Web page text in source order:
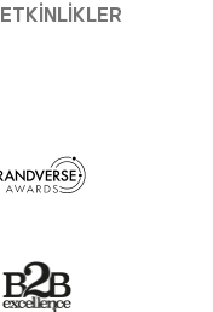
ETKINLIKLER